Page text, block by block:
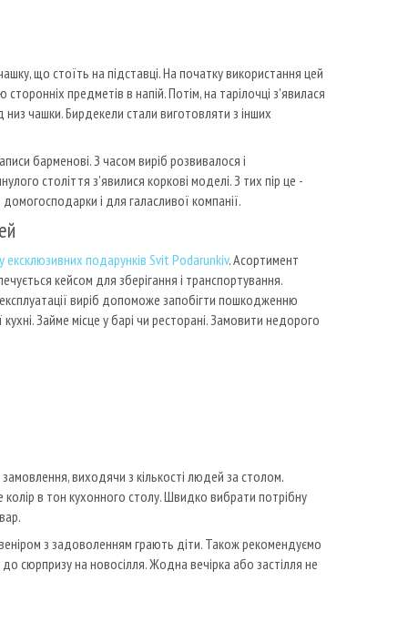
що стоїть на підставці. На початку використання цей
предметів в напій. Потім, на тарілочці з'явилася
чашки. Бирдекели стали виготовляти з інших
барменові. З часом виріб розвивалося і
століття з'явилися коркові моделі. З тих пір це -
і для галасливої компанії.
ексклюзивних подарунків Svit Podarunkiv. Асортимент
кейсом для зберігання і транспортування.
виріб допоможе запобігти пошкодженню
Займе місце у барі чи ресторані. Замовити недорого
виходячи з кількості людей за столом.
в тон кухонного столу. Швидко вибрати потрібну
з задоволенням грають діти. Також рекомендуємо
сюрпризу на новосілля. Жодна вечірка або застілля не